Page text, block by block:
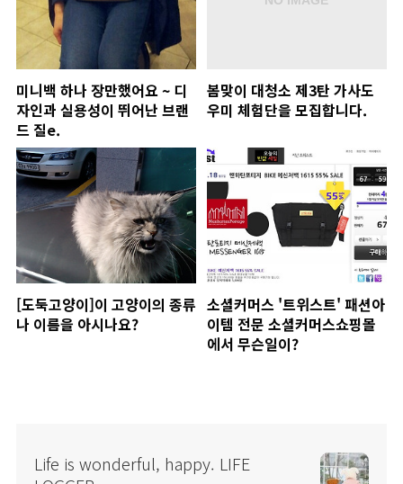
미니백 하나 장만했어요 ~ 디
자인과 실용성이 뛰어난 브랜
드 질e.
봄맞이 대청소 제3탄 가사도
우미 체험단을 모집합니다.
[도둑고양이]이 고양이의 종류
나 이름을 아시나요?
소셜커머스 '트위스트' 패션아
이템 전문 소셜커머스쇼핑몰
에서 무슨일이?
Life is wonderful, happy. LIFE